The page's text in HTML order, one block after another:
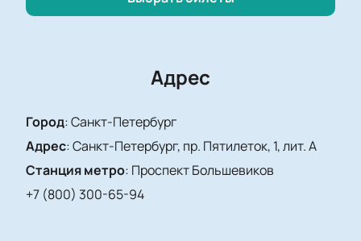
Адрес
Город:Санкт-Петербург
Адрес:Санкт-Петербург, пр. Пятилеток, 1, лит. А
Станция метро: Проспект Большевиков
+7 (800) 300-65-94